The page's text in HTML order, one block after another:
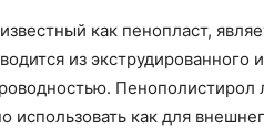
как пенопласт,
из
использовать как для